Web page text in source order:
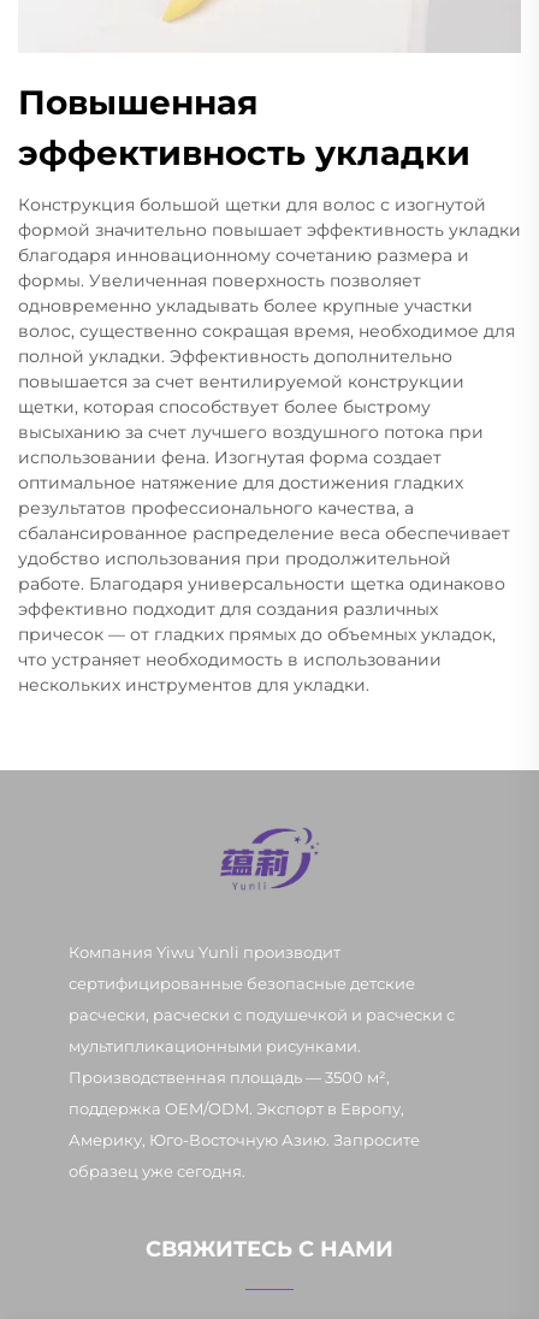
Повышенная
эффективность укладки
Конструкция большой щетки для волос с изогнутой
формой значительно повышает эффективность укладки
благодаря инновационному сочетанию размера и
формы. Увеличенная поверхность позволяет
одновременно укладывать более крупные участки
волос, существенно сокращая время, необходимое для
полной укладки. Эффективность дополнительно
повышается за счет вентилируемой конструкции
щетки, которая способствует более быстрому
высыханию за счет лучшего воздушного потока при
использовании фена. Изогнутая форма создает
оптимальное натяжение для достижения гладких
результатов профессионального качества, а
сбалансированное распределение веса обеспечивает
удобство использования при продолжительной
работе. Благодаря универсальности щетка одинаково
эффективно подходит для создания различных
причесок — от гладких прямых до объемных укладок,
что устраняет необходимость в использовании
нескольких инструментов для укладки.
Компания Yiwu Yunli производит
сертифицированные безопасные детские
расчески, расчески с подушечкой и расчески с
мультипликационными рисунками.
Производственная площадь — 3500 м²,
поддержка OEM/ODM. Экспорт в Европу,
Америку, Юго-Восточную Азию. Запросите
образец уже сегодня.
СВЯЖИТЕСЬ С НАМИ